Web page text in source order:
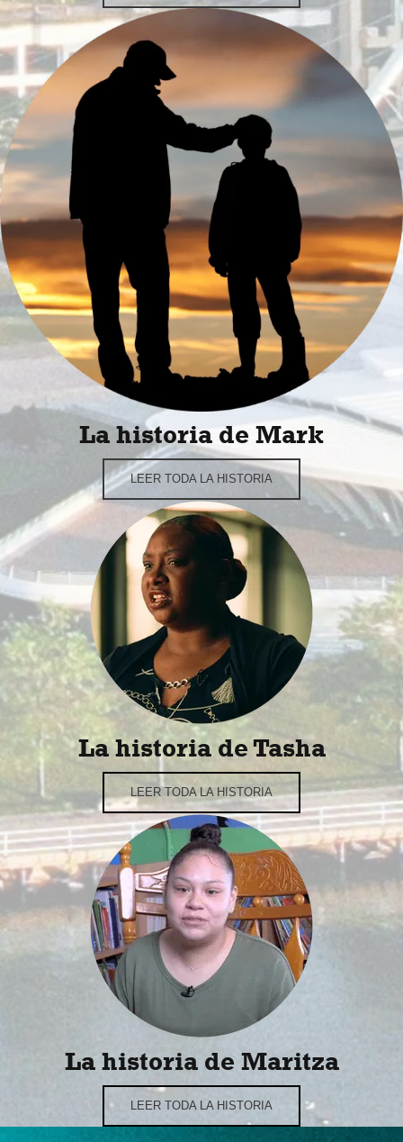
La historia de Mark
LEER TODA LA HISTORIA
La historia de Tasha
LEER TODA LA HISTORIA
La historia de Maritza
LEER TODA LA HISTORIA